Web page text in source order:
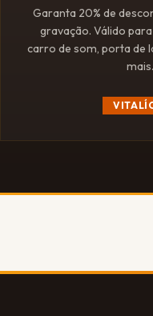
Garanta 20% de
gravação. Válido
carro de som, porta de
mais.